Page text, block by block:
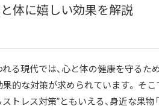
体に嬉しい効果を解説
る現代では、心と体の健康を守るた
的な対策が求められています。 そ
トレス対策”ともいえる、身近な果物